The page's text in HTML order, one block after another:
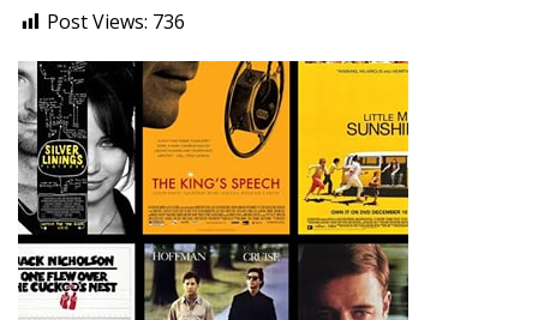
Post Views: 736